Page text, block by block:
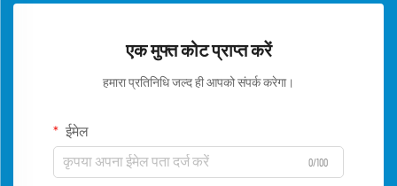
एक मुफ्त कोट प्राप्त करें
हमारा प्रतिनिधि जल्द ही आपको संपर्क करेगा।
ईमेल
0/100